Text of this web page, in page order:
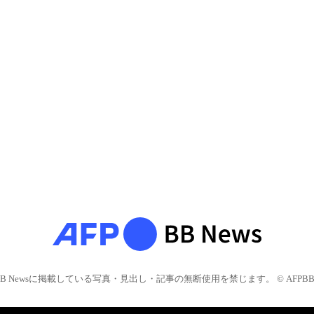
Newsに掲載している写真・見出し・記事の無断使用を禁じます。 © AFPBB